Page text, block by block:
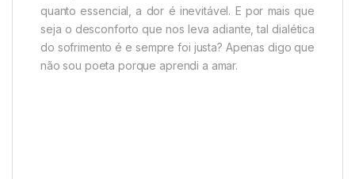
quanto essencial, a dor é inevitável. E por mais que
seja o desconforto que nos leva adiante, tal dialética
do sofrimento é e sempre foi justa? Apenas digo que
não sou poeta porque aprendi a amar.